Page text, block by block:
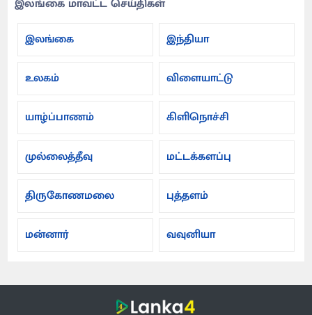
இலங்கை மாவட்ட செய்திகள்
இலங்கை
இந்தியா
உலகம் விளையாட்டு
யாழ்ப்பாணம் கிளிநொச்சி
முல்லைத்தீவு மட்டக்களப்பு
திருகோணமலை புத்தளம்
மன்னார் வவுனியா